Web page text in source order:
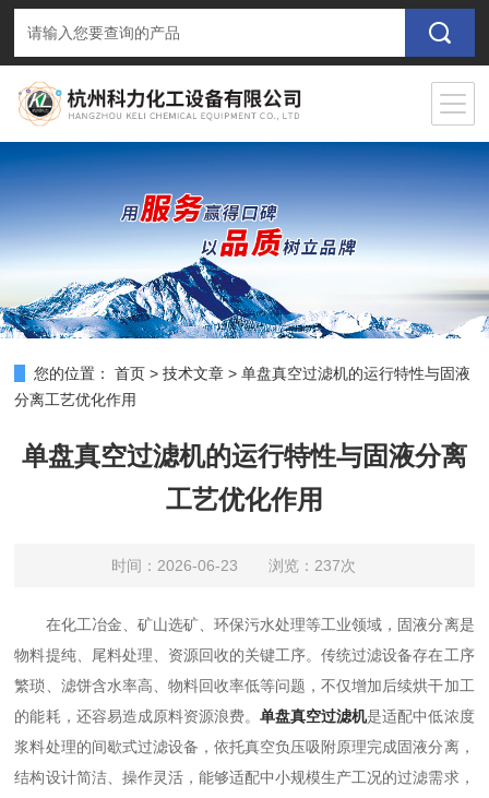
您的位置： 首页 >技术文章 >单盘真空过滤机的运行特性与固液
分离工艺优化作用
单盘真空过滤机的运行特性与固液分离
工艺优化作用
时间：2026-06-23 浏览：237次
在化工冶金、矿山选矿、环保污水处理等工业领域，固液分离是
物料提纯、尾料处理、资源回收的关键工序。传统过滤设备存在工序
繁琐、滤饼含水率高、物料回收率低等问题，不仅增加后续烘干加工
的能耗，还容易造成原料资源浪费。单盘真空过滤机是适配中低浓度
浆料处理的间歇式过滤设备，依托真空负压吸附原理完成固液分离，
结构设计简洁、操作灵活，能够适配中小规模生产工况的过滤需求，